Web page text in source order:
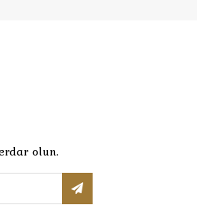
olun.